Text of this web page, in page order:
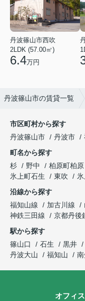
丹波篠山市西吹
2LDK (57.00㎡)
6.4万円
丹波篠山市の賃貸一覧
市区町村から探す
丹波篠山市
丹波市
町名から探す
杉
野中 柏原町柏原
氷上町石生
東吹
沿線から探す
福知山線
加古川線
神鉄三田線
京都丹後
駅から探す
篠山口
石生 黒井
丹波大山
福知山
オフィ